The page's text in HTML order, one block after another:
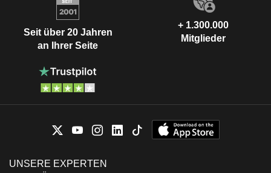
Seit über 20 Jahren
an Ihrer Seite
+ 1.300.000
Mitglieder
UNSERE EXPERTEN